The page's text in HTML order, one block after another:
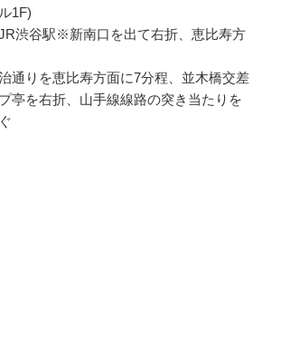
1F)
渋谷駅※新南口を出て右折、恵比寿方
通りを恵比寿方面に7分程、並木橋交差
亭を右折、山手線線路の突き当たりを